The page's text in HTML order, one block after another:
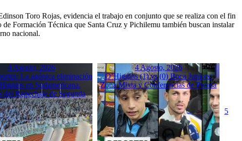
Toro Rojas, evidencia el trabajo en conjunto que se realiza con el fin
Formación Técnica que Santa Cruz y Pichilemu también buscan instalar
nacional.
4 Agosto, 2026
La agónica eliminación
en Sudamericana.
del Repechaje de Segunda
4 Agosto, 2026
O’Higgins (1) vs (0) Boca Juniors:
Zona Mixta y Conferencias de Prensa
5